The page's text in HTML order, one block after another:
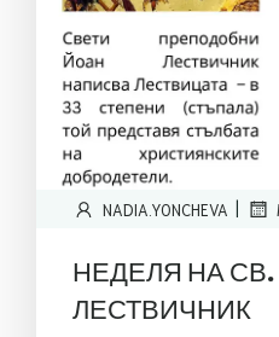
NADIA.YONCHEVA |
НЕДЕЛЯ НА
ЛЕСТВИЧНИК